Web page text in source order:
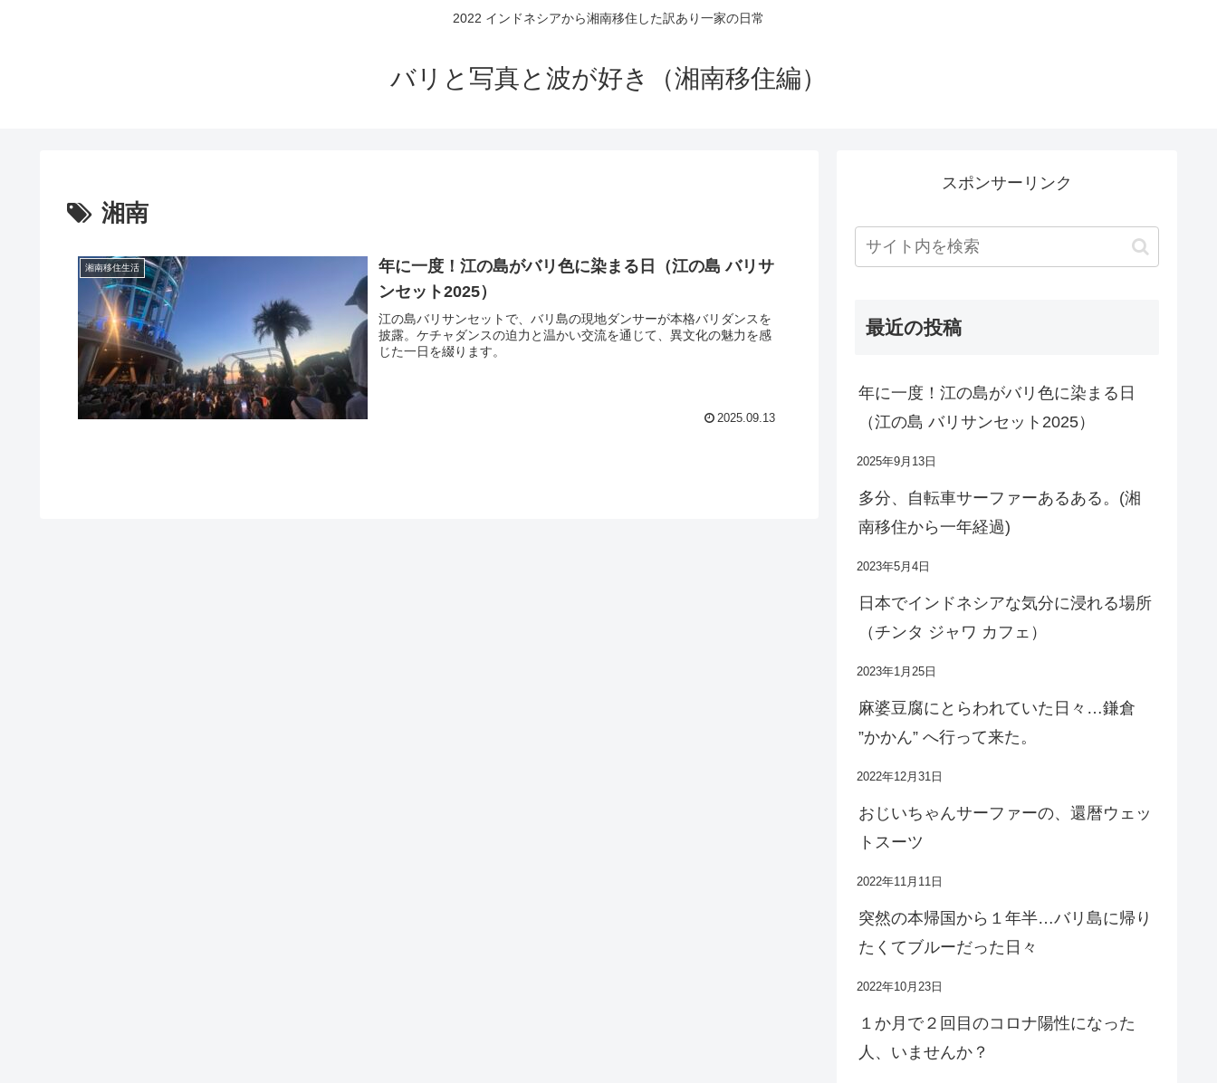
2022 インドネシアから湘南移住した訳あり一家の日常
バリと写真と波が好き（湘南移住編）
湘南
湘南移住生活
年に一度！江の島がバリ色に染まる日（江の島 バリサ
ンセット2025）
江の島バリサンセットで、バリ島の現地ダンサーが本格バリダンスを
披露。ケチャダンスの迫力と温かい交流を通じて、異文化の魅力を感
じた一日を綴ります。
2025.09.13
スポンサーリンク
最近の投稿
年に一度！江の島がバリ色に染まる日
（江の島 バリサンセット2025）
2025年9月13日
多分、自転車サーファーあるある。(湘
南移住から一年経過)
2023年5月4日
日本でインドネシアな気分に浸れる場所
（チンタ ジャワ カフェ）
2023年1月25日
麻婆豆腐にとらわれていた日々…鎌倉
”かかん” へ行って来た。
2022年12月31日
おじいちゃんサーファーの、還暦ウェッ
トスーツ
2022年11月11日
突然の本帰国から１年半…バリ島に帰り
たくてブルーだった日々
2022年10月23日
１か月で２回目のコロナ陽性になった
人、いませんか？